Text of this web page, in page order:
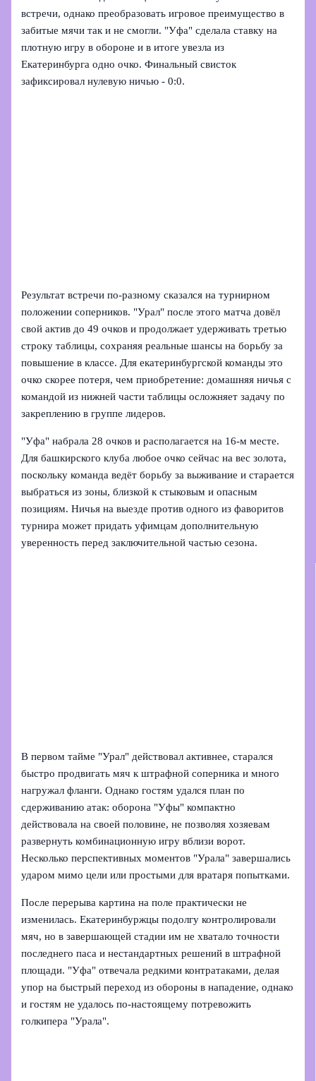
встречи, однако преобразовать игровое преимущество в
забитые мячи так и не смогли. "Уфа" сделала ставку на
плотную игру в обороне и в итоге увезла из
Екатеринбурга одно очко. Финальный свисток
зафиксировал нулевую ничью - 0:0.
Результат встречи по‑разному сказался на турнирном
положении соперников. "Урал" после этого матча довёл
свой актив до 49 очков и продолжает удерживать третью
строку таблицы, сохраняя реальные шансы на борьбу за
повышение в классе. Для екатеринбургской команды это
очко скорее потеря, чем приобретение: домашняя ничья с
командой из нижней части таблицы осложняет задачу по
закреплению в группе лидеров.
"Уфа" набрала 28 очков и располагается на 16‑м месте.
Для башкирского клуба любое очко сейчас на вес золота,
поскольку команда ведёт борьбу за выживание и старается
выбраться из зоны, близкой к стыковым и опасным
позициям. Ничья на выезде против одного из фаворитов
турнира может придать уфимцам дополнительную
уверенность перед заключительной частью сезона.
В первом тайме "Урал" действовал активнее, старался
быстро продвигать мяч к штрафной соперника и много
нагружал фланги. Однако гостям удался план по
сдерживанию атак: оборона "Уфы" компактно
действовала на своей половине, не позволяя хозяевам
развернуть комбинационную игру вблизи ворот.
Несколько перспективных моментов "Урала" завершались
ударом мимо цели или простыми для вратаря попытками.
После перерыва картина на поле практически не
изменилась. Екатеринбуржцы подолгу контролировали
мяч, но в завершающей стадии им не хватало точности
последнего паса и нестандартных решений в штрафной
площади. "Уфа" отвечала редкими контратаками, делая
упор на быстрый переход из обороны в нападение, однако
и гостям не удалось по‑настоящему потревожить
голкипера "Урала".